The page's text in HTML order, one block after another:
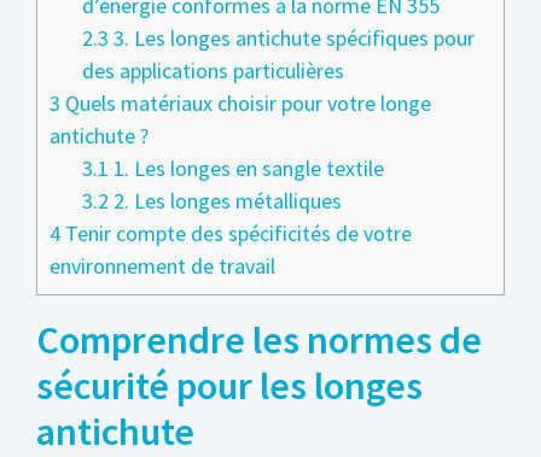
2.3 3. Les longes antichute spécifiques pour
des applications particulières
3 Quels matériaux choisir pour votre longe
antichute ?
3.1 1. Les longes en sangle textile
3.2 2. Les longes métalliques
4 Tenir compte des spécificités de votre
environnement de travail
Comprendre les normes de
sécurité pour les longes
antichute